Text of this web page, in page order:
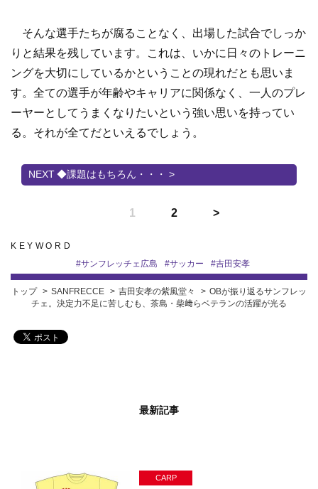
そんな選手たちが腐ることなく、出場した試合でしっか
りと結果を残しています。これは、いかに日々のトレーニ
ングを大切にしているかということの現れだとも思いま
す。全ての選手が年齢やキャリアに関係なく、一人のプレ
ーヤーとしてうまくなりたいという強い思いを持ってい
る。それが全てだといえるでしょう。
◆課題はもちろん・・・ >
1 2
KEYWORD
#サンフレッチェ広島 #サッカー #吉田安孝
トップ SANFRECCE 吉田安孝の紫風堂々
OBが振り返るサンフレッ
チェ。決定力不足に苦しむも、茶島・柴﨑らベテランの活躍が光る
最新記事
CARP